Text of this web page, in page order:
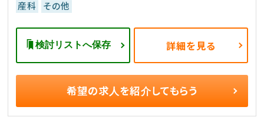
産科
その他
検討リストへ保存 詳細を見る
希望の求人を紹介してもらう